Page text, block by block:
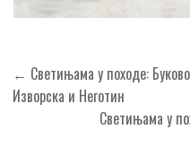
Кретање
чланка
← Светињама у походе:
Изворска и Неготин
Светињама у